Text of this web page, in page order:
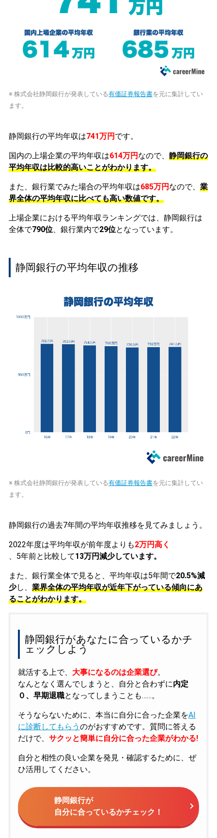
※ 株式会社静岡銀行が発表している有価証券報告書を元に集計してい
ます。
静岡銀行の平均年収は741万円 です。
国内の上場企業の平均年収は614万円 なので、 静岡銀行の
平均年収は比較的高いことがわかります。
また、銀行業でみた場合の平均年収は685万円 なので、 業
界全体の平均年収に比べても高い数値です。
上場企業における平均年収ランキングでは、静岡銀行は
全体で790位、銀行業内で29位となっています。
静岡銀行の平均年収の推移
※ 株式会社静岡銀行が発表している有価証券報告書を元に集計してい
ます。
静岡銀行の過去7年間の平均年収推移を見てみましょう。
2022年度は平均年収が前年度よりも2万円高く
、5年前と比較して13万円減少しています。
また、銀行業全体で見ると、平均年収は5年間で20.5%減
少し、 業界全体の平均年収が近年下がっている傾向にあ
ることがわかります。
静岡銀行があなたに合っているかチ
ェックしよう
就活する上で、 大事になるのは企業選び。
なんとなく選んでしまうと、自分と合わずに内定
０、早期退職となってしまうことも……。
そうならないために、本当に自分に合った企業をAI
に診断してもらう のがおすすめです。質問に答える
だけで、 サクッと簡単に自分に合った企業がわかる!
自分と相性の良い企業を発見・確認するために、ぜ
ひ活用してください。
静岡銀行が
自分に合っているかチェック！